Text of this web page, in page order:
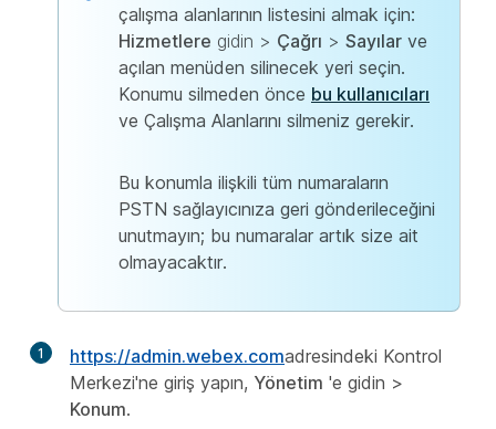
çalışma alanlarının listesini almak için:
Hizmetlere gidin > Çağrı > Sayılar ve
açılan menüden silinecek yeri seçin.
Konumu silmeden önce bu kullanıcıları
ve Çalışma Alanlarını silmeniz gerekir.
Bu konumla ilişkili tüm numaraların
PSTN sağlayıcınıza geri gönderileceğini
unutmayın; bu numaralar artık size ait
olmayacaktır.
1 https://admin.webex.comadresindeki Kontrol
Merkezi'ne giriş yapın, Yönetim 'e gidin >
Konum.